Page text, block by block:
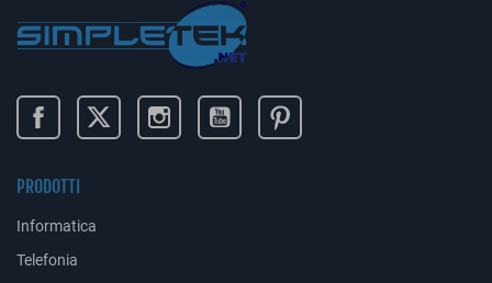
PRODOTTI
Informatica
Telefonia